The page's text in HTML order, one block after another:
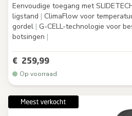
Eenvoudige toegang met
ligstand | ClimaFlow voor
gordel | G-CELL-technologie voor
botsingen |
€ 259,99
Op voorraad